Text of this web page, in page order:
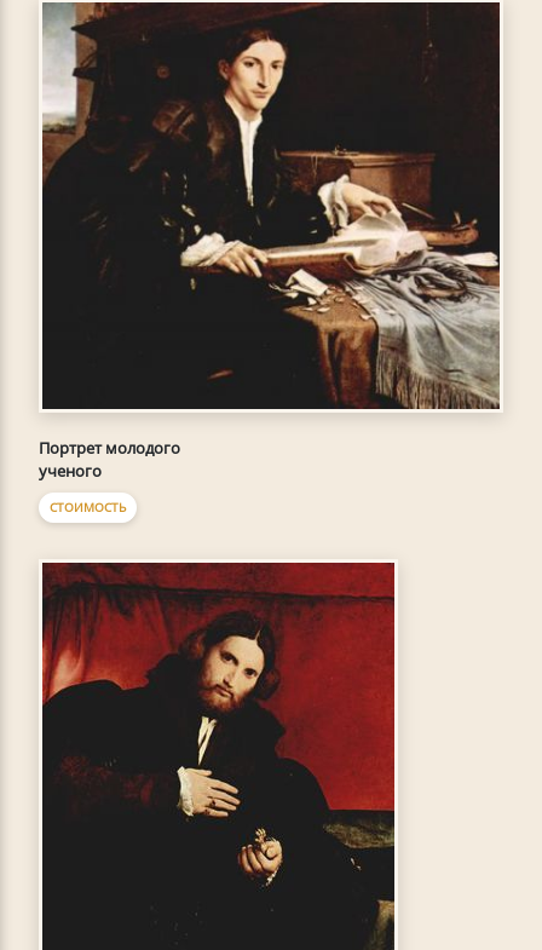
Портрет молодого
ученого
СТОИМОСТЬ